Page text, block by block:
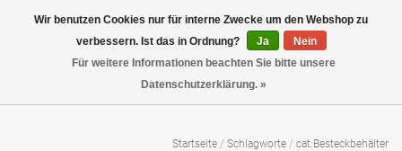
Startseite / Schlagworte / cat:Besteckbehälter
Wir benutzen Cookies nur für interne Zwecke um den Webshop zu
verbessern. Ist das in Ordnung?
Ja
Nein
Für weitere Informationen beachten Sie bitte unsere
Datenschutzerklärung. »